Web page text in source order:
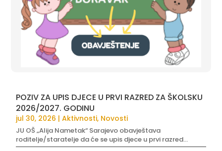
POZIV ZA UPIS DJECE U PRVI RAZRED ZA ŠKOLSKU
2026/2027. GODINU
jul 30, 2026 |Aktivnosti, Novosti
JU OŠ „Alija Nametak“ Sarajevo obavještava
roditelje/staratelje da će se upis djece u prvi razred...